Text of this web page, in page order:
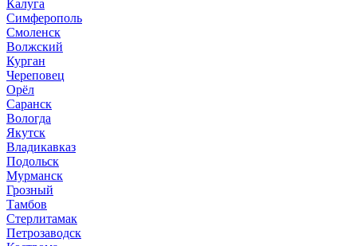
Калуга
Симферополь
Смоленск
Волжский
Курган
Череповец
Орёл
Саранск
Вологда
Якутск
Владикавказ
Подольск
Мурманск
Грозный
Тамбов
Стерлитамак
Петрозаводск